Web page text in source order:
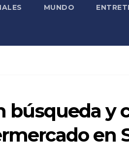
MUNDO
búsqueda y
en